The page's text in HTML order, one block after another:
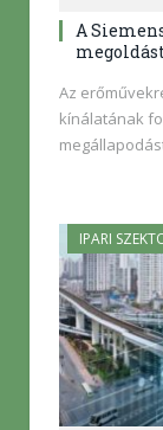
A
Az
kínálatának
IPARI